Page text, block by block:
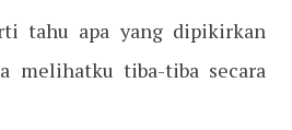
tahu apa yang dipikirkan
melihatku tiba-tiba secara